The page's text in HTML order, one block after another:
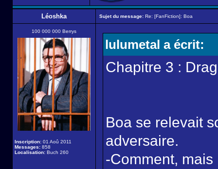
Léoshka Sujet du message: Re: [FanFiction]: Boa
100 000 000 Berrys
Inscription: 01 Aoû 2011
Messages: 858
Localisation: Buch 260
lulumetal a écrit:
Chapitre 3 :
Boa se relevait
adversaire.
-Comment,